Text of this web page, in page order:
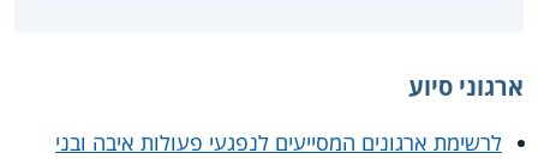
ארגוני סיוע
לרשימת ארגונים המסייעים לנפגעי פעולות איבה ובני